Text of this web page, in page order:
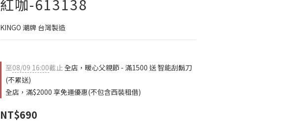
紅咖-613138
KINGO 潮牌 台灣製造
至08/09 16:00截止全店，暖心父親節 - 滿1500 送 智能刮鬍刀
(不累送)
全店，滿$2000 享免運優惠(不包含西裝租借)
NT$690